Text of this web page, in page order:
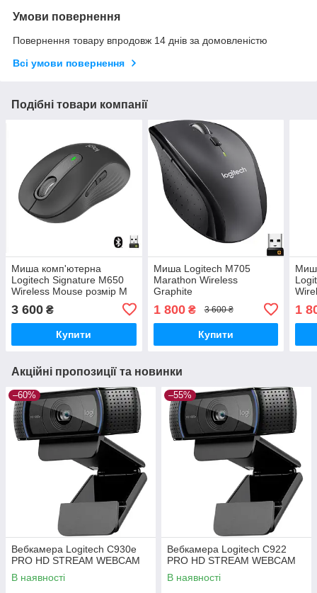
Умови повернення
Повернення товару впродовж 14 днів за домовленістю
Всі умови повернення
Подібні товари компанії
Миша комп'ютерна
Logitech Signature M650
Wireless Mouse розмір М
3 600 ₴
Купити
Миша Logitech M705
Marathon Wireless
Graphite
1 800₴ 3 600 ₴
Купити
1
Акційні пропозиції та новинки
–60%
Вебкамера Logitech C930е
PRO HD STREAM WEBCAM
В наявності
–55%
Вебкамера Logitech C922
PRO HD STREAM WEBCAM
В наявності